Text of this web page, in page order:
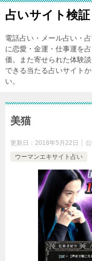
占いサイト検
電話占い・メール占い・
に恋愛・金運・仕事運を
価。また寄せられた体験
できる当たる占いサイト
い。
美猫
更新日： 2018年5月22日 公
ウーマンエキサイト占い